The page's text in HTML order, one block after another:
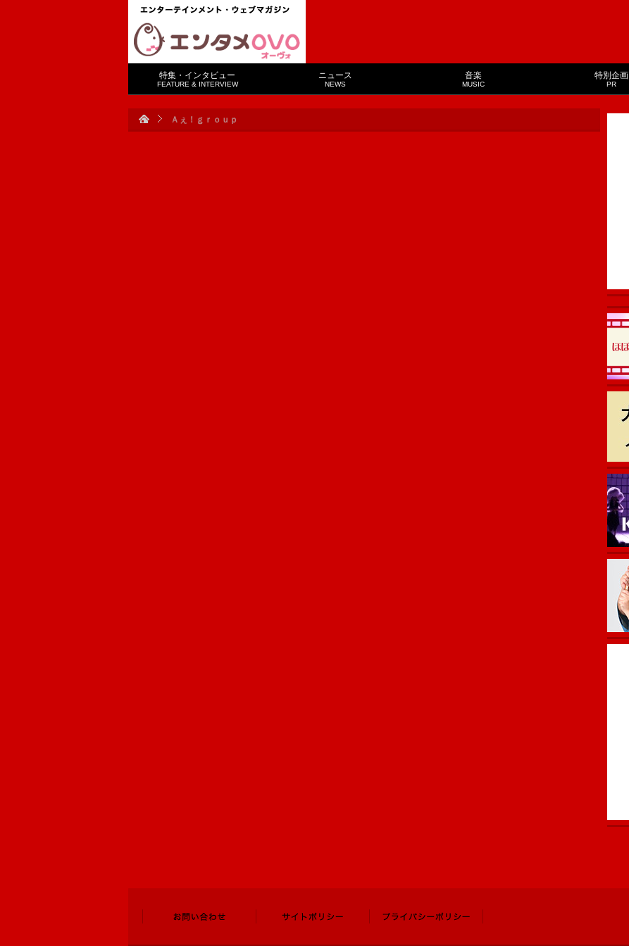
特集・インタビュー
FEATURE & INTERVIEW
ニュース
NEWS
音楽
MUSIC
特別企画
PR
Ａぇ！ｇｒｏｕｐ